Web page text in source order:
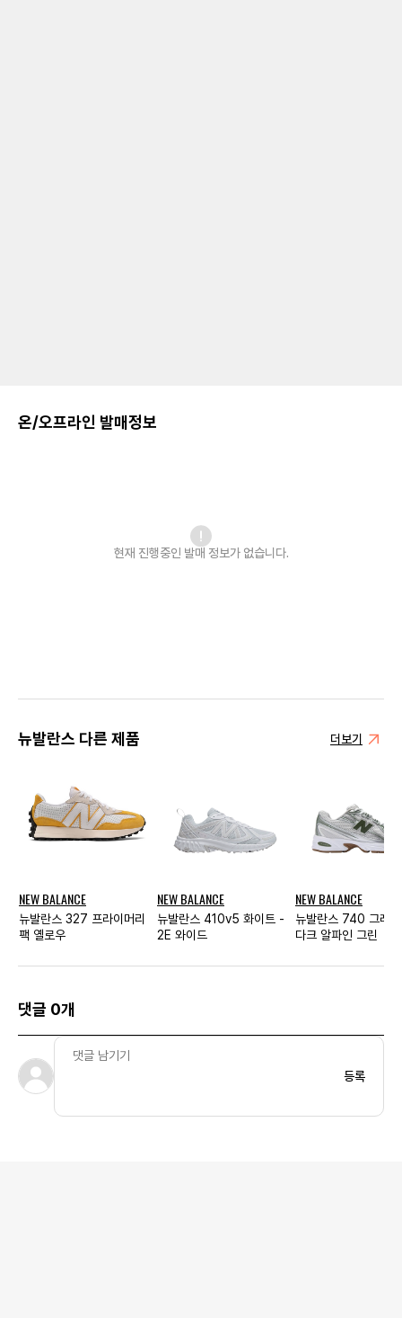
온/오프라인 발매정보
현재 진행중인 발매 정보가 없습니다.
뉴발란스 다른 제품 더보기
NEW BALANCE
뉴발란스 327 프라이머리
팩 옐로우
NEW BALANCE
뉴발란스 410v5 화이트 -
2E 와이드
NEW BALANCE
뉴발란스 740 그레
다크 알파인 그린
댓글 0개
등록